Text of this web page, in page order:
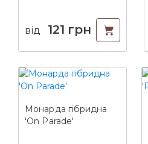
від 121 грн
Монарда гібридна
'On Parade'